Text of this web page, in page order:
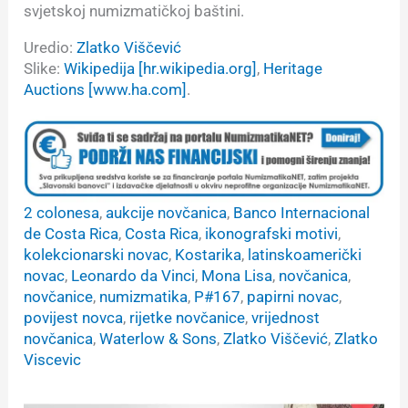
svjetskoj numizmatičkoj baštini.
Uredio:Zlatko Viščević
Slike:Wikipedija [hr.wikipedia.org] , Heritage
Auctions [www.ha.com] .
2 colonesa, aukcije novčanica, Banco Internacional
de Costa Rica, Costa Rica, ikonografski motivi
kolekcionarski novac, Kostarika, latinskoamerički
novac, Leonardo da Vinci, Mona Lisa, novčanica
novčanice, numizmatika, P#167, papirni novac
povijest novca, rijetke novčanice, vrijednost
novčanica, Waterlow & Sons, Zlatko Viščević, Zlatko
Viscevic